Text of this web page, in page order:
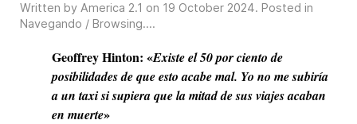
Written by America 2.1 on 19 October 2024. Posted in
Navegando / Browsing....
Geoffrey Hinton: «Existe el 50 por ciento de
posibilidades de que esto acabe mal. Yo no me subiría
a un taxi si supiera que la mitad de sus viajes acaban
en muerte»